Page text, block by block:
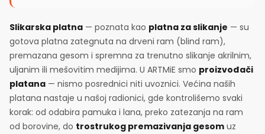
Slikarska platna — poznata kao platna za slikanje — su
gotova platna zategnuta na drveni ram (blind ram),
premazana gesom i spremna za trenutno slikanje akrilnim,
uljanim ili mešovitim medijima. U ARTMiE smo proizvođači
platana — nismo posrednici niti uvoznici. Većina naših
platana nastaje u našoj radionici, gde kontrolišemo svaki
korak: od odabira pamuka i lana, preko zatezanja na ram
od borovine, do trostrukog premazivanja gesom uz